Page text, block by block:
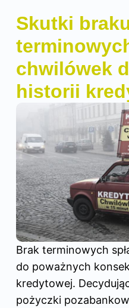
Skutki
chwilówek
historii
Brak terminowych
do poważnych
kredytowej.
pożyczki